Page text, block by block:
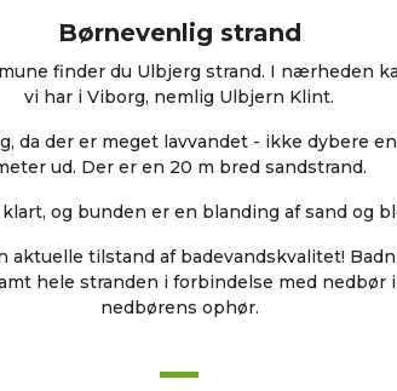
Børnevenlig strand
finder du Ulbjerg strand. I nærheden
vi har i Viborg, nemlig Ulbjern Klint.
da der er meget lavvandet - ikke dybere
ud. Der er en 20 m bred sandstrand.
og bunden er en blanding af sand og
tilstand af badevandskvalitet!
hele stranden i forbindelse med nedbør
nedbørens ophør.